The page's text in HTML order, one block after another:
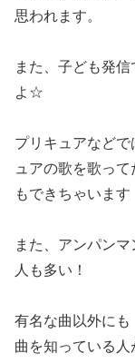
思われます。
また、子ども発
よ☆
プリキュアなど
ュアの歌を歌っ
もできちゃいます
また、アンパン
人も多い！
有名な曲以外に
曲を知っている